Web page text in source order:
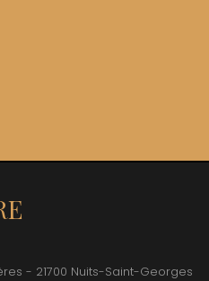
- 21700 Nuits-Saint-Georges